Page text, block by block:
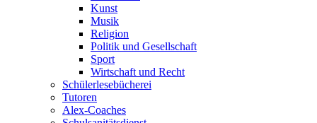
Kunst
Musik
Religion
Politik und Gesellschaft
Sport
Wirtschaft und Recht
Schülerlesebücherei
Tutoren
Alex-Coaches